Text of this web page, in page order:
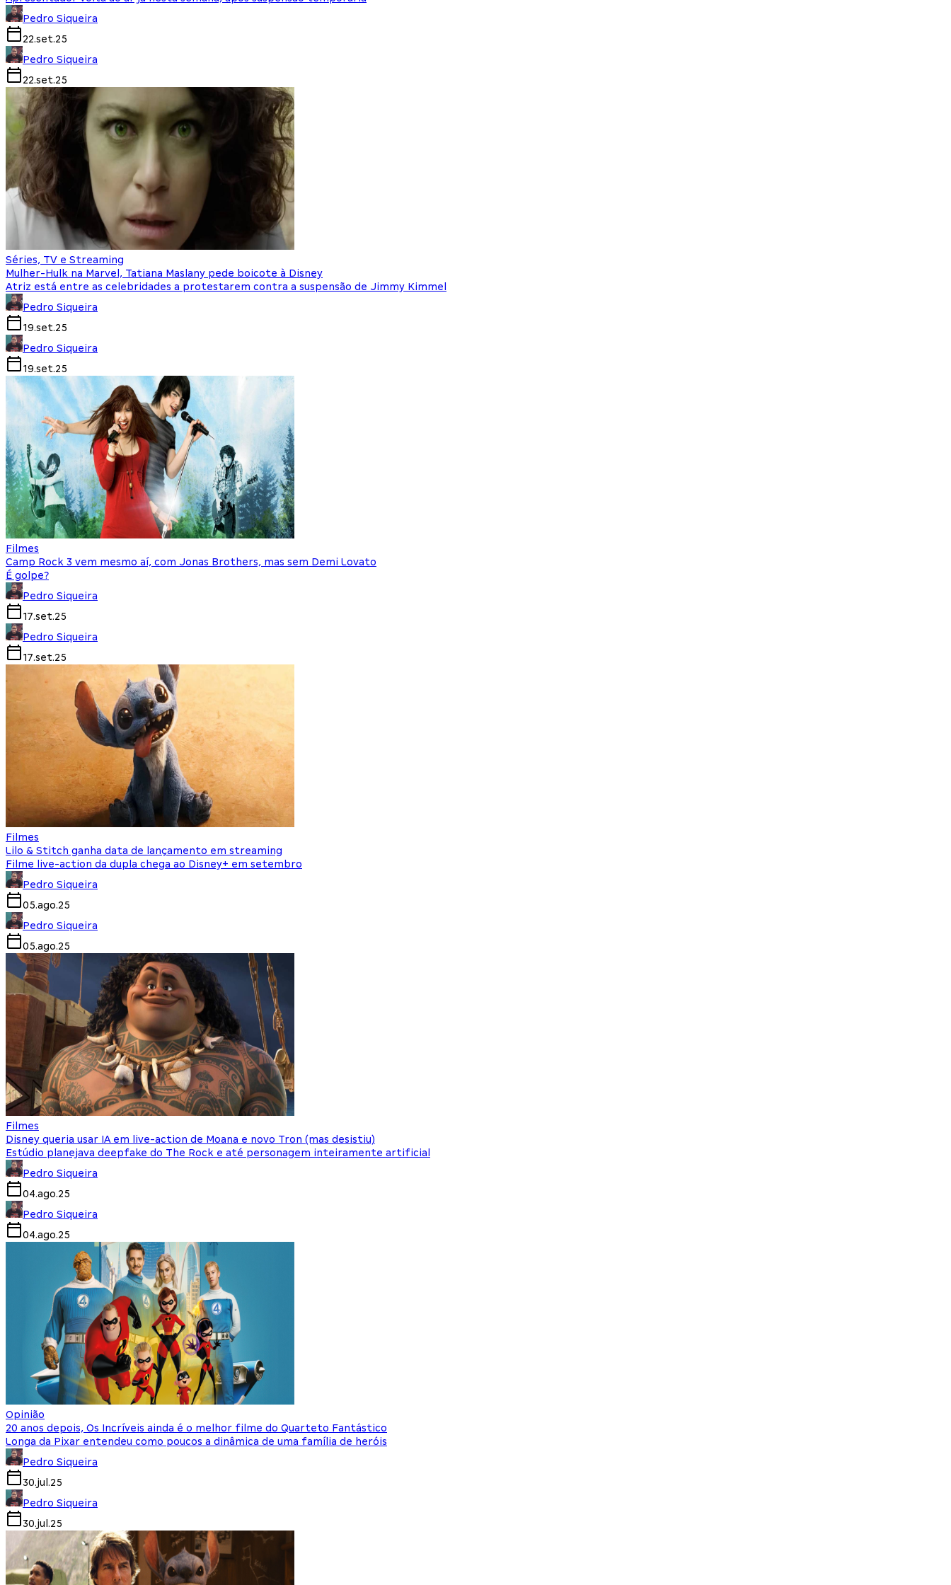
Pedro Siqueira
22.set.25
Pedro Siqueira
22.set.25
Séries, TV e Streaming
Mulher-Hulk na Marvel, Tatiana Maslany pede boicote à Disney
Atriz está entre as celebridades a protestarem contra a suspensão de Jimmy Kimmel
Pedro Siqueira
19.set.25
Pedro Siqueira
19.set.25
Filmes
Camp Rock 3 vem mesmo aí, com Jonas Brothers, mas sem Demi Lovato
É golpe?
Pedro Siqueira
17.set.25
Pedro Siqueira
17.set.25
Filmes
Lilo & Stitch ganha data de lançamento em streaming
Filme live-action da dupla chega ao Disney+ em setembro
Pedro Siqueira
05.ago.25
Pedro Siqueira
05.ago.25
Filmes
Disney queria usar IA em live-action de Moana e novo Tron (mas desistiu)
Estúdio planejava deepfake do The Rock e até personagem inteiramente artificial
Pedro Siqueira
04.ago.25
Pedro Siqueira
04.ago.25
Opinião
20 anos depois, Os Incríveis ainda é o melhor filme do Quarteto Fantástico
Longa da Pixar entendeu como poucos a dinâmica de uma família de heróis
Pedro Siqueira
30.jul.25
Pedro Siqueira
30.jul.25